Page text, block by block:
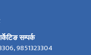
सम्पर्क
9851323304